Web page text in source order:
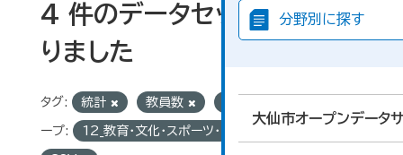
分野別に探す
大仙市オープンデータ
4 件のデータセットが見つか
りました
タグ: 統計 教員数
ープ: 12_教育・文化・スポーツ・生活